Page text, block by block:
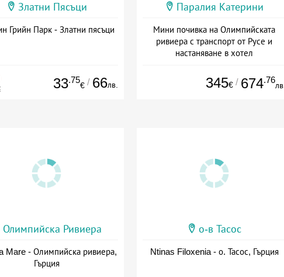
Златни Пясъци
Грийн Парк - Златни пясъци
33.75
€ / 66лв.
Паралия Катерини
Мини почивка на Олимпийската
ривиера с транспорт от Русе и
настаняване в хотел
345€ / 674.76
лв.
Олимпийска Ривиера
Mare - Олимпийска ривиера,
Гърция
о-в Тасос
Ntinas Filoxenia - о. Тасос, Гърция